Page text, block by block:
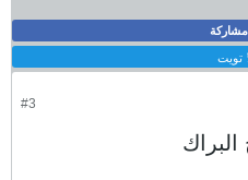
مشاركة
تويت
#3